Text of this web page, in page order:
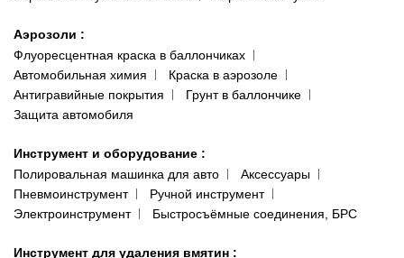
Аэрозоли :
Флуоресцентная краска в баллончиках
Автомобильная химия
Краска в аэрозоле
Антигравийные покрытия
Грунт в баллончике
Защита автомобиля
Инструмент и оборудование :
Полировальная машинка для авто
Аксессуары
Пневмоинструмент
Ручной инструмент
Электроинструмент
Быстросъёмные соединения, БРС
Инструмент для удаления вмятин :